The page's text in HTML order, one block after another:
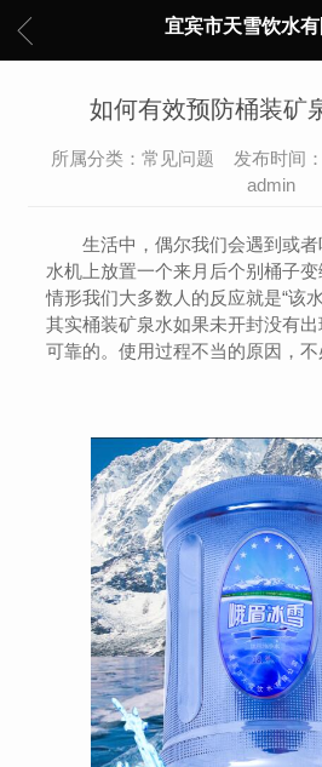
宜宾市天雪饮水有
如何有效预防桶装矿
所属分类：常见问题 发布时间
admin
生活中，偶尔我们会遇到或
水机上放置一个来月后个别桶子
情形我们大多数人的反应就是“该
其实桶装矿泉水如果未开封没有
可靠的。使用过程不当的原因，不